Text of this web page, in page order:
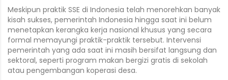
Meskipun praktik SSE di Indonesia telah menorehkan banyak
kisah sukses, pemerintah Indonesia hingga saat ini belum
menetapkan kerangka kerja nasional khusus yang secara
formal memayungi praktik-praktik tersebut. Intervensi
pemerintah yang ada saat ini masih bersifat langsung dan
sektoral, seperti program makan bergizi gratis di sekolah
atau pengembangan koperasi desa.